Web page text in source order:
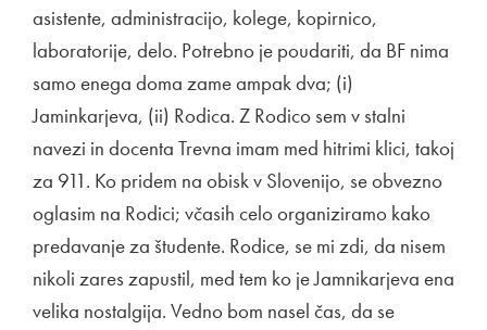
asistente, administracijo, kolege, kopirnico,
laboratorije, delo. Potrebno je poudariti, da BF nima
samo enega doma zame ampak dva; (i)
Jaminkarjeva, (ii) Rodica. Z Rodico sem v stalni
navezi in docenta Trevna imam med hitrimi klici, takoj
za 911. Ko pridem na obisk v Slovenijo, se obvezno
oglasim na Rodici; včasih celo organiziramo kako
predavanje za študente. Rodice, se mi zdi, da nisem
nikoli zares zapustil, med tem ko je Jamnikarjeva ena
velika nostalgija. Vedno bom nasel čas, da se